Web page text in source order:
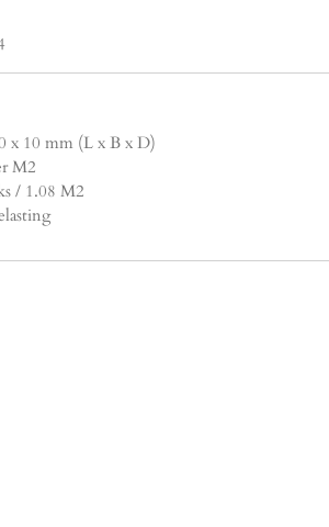
x 10 mm (L x B x D)
M2
/ 1.08 M2